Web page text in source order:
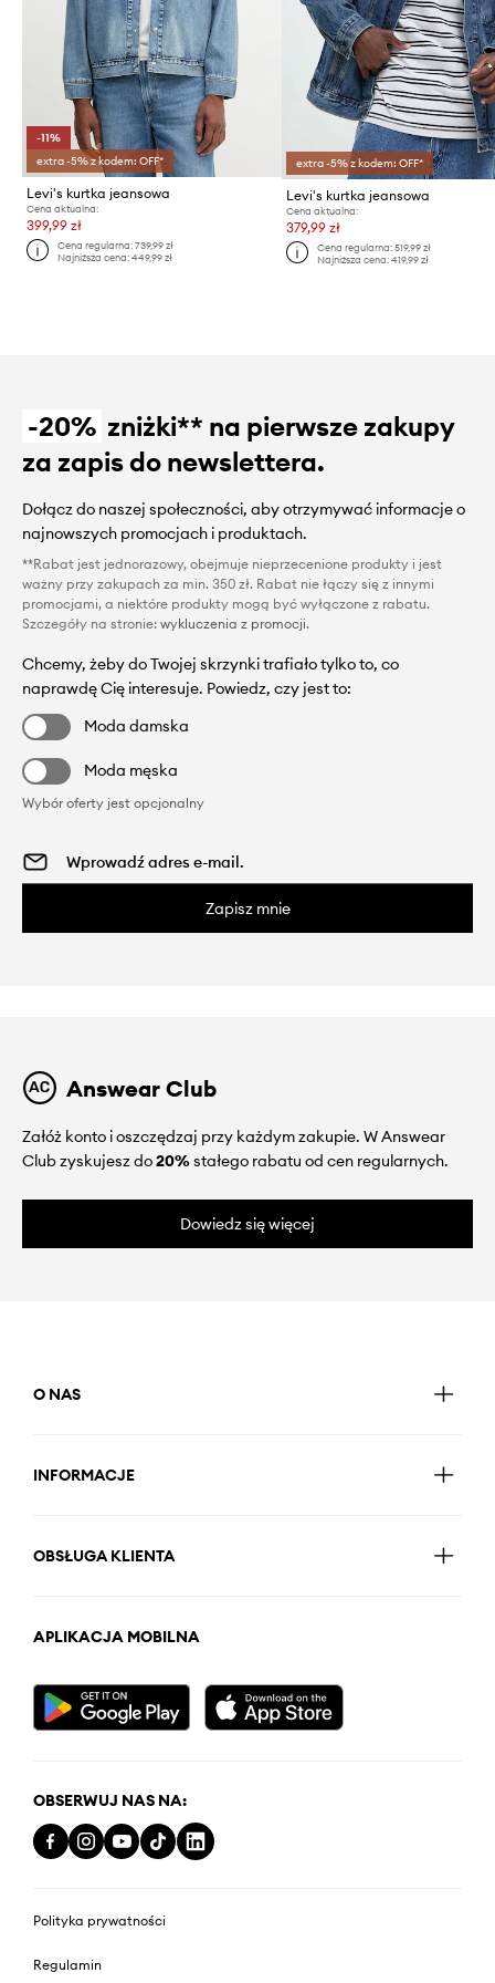
-11%
extra -5% z kodem: OFF*
Levi's kurtka jeansowa
Cena aktualna:
399,99 zł
Cena regularna:739,99 zł
Najniższa cena:449,99 zł
extra -5% z kodem: OFF*
Levi's kurtka jeansowa
Cena aktualna:
379,99 zł
Cena regularna: 519,99 zł
Najniższa cena: 419,99 zł
-20% zniżki** na pierwsze zakupy
za zapis do newslettera.
Dołącz do naszej społeczności, aby otrzymywać informacje o
najnowszych promocjach i produktach.
**Rabat jest jednorazowy, obejmuje nieprzecenione produkty i jest
ważny przy zakupach za min. 350 zł. Rabat nie łączy się z innymi
promocjami, a niektóre produkty mogą być wyłączone z rabatu.
Szczegóły na stronie: wykluczenia z promocji.
Chcemy, żeby do Twojej skrzynki trafiało tylko to, co
naprawdę Cię interesuje. Powiedz, czy jest to:
Moda damska
Moda męska
Wybór oferty jest opcjonalny
Zapisz mnie
Answear Club
Załóż konto i oszczędzaj przy każdym zakupie. W Answear
Club zyskujesz do20%stałego rabatu od cen regularnych.
Dowiedz się więcej
O NAS
INFORMACJE
OBSŁUGA KLIENTA
APLIKACJA MOBILNA
OBSERWUJ NAS NA:
Polityka prywatności
Regulamin